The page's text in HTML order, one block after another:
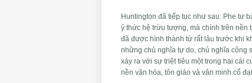
Huntington đã tiếp tục như sau: Phe tư
ý thức hệ trừu tượng, mà chính trên nền
đã được hình thành từ rất lâu trước khi
những chủ nghĩa tự do, chủ nghĩa cộng
xảy ra với sự triệt tiêu một trong hai cái
nền văn hóa, tôn giáo và văn minh cổ